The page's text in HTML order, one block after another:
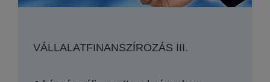
VÁLLALATFINANSZÍROZÁS III.